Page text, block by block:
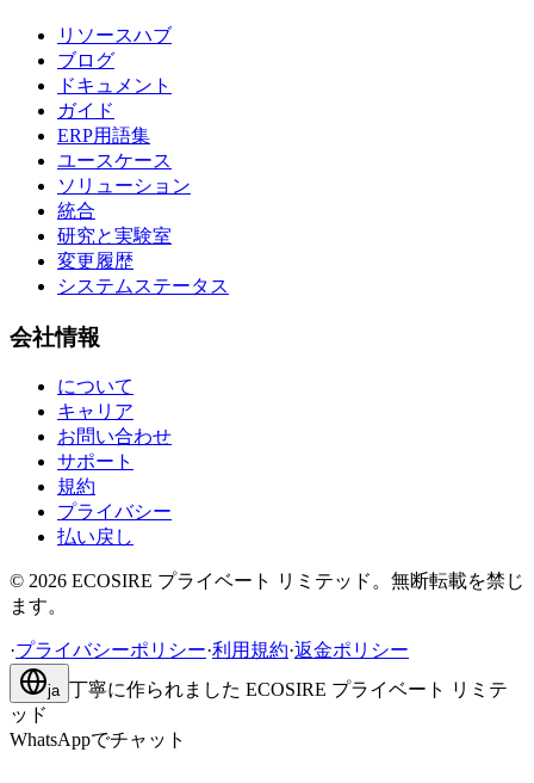
リソースハブ
ブログ
ドキュメント
ガイド
ERP用語集
ユースケース
ソリューション
統合
研究と実験室
変更履歴
システムステータス
会社情報
について
キャリア
お問い合わせ
サポート
規約
プライバシー
払い戻し
© 2026 ECOSIRE プライベート リミテッド。無断転載を禁じ
ます。
·プライバシーポリシー·利用規約·返金ポリシー
ja 丁寧に作られました ECOSIRE プライベート リミテ
ッド
WhatsAppでチャット